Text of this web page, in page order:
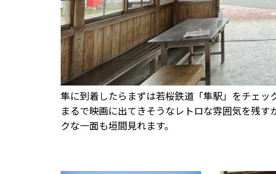
隼に到着したらまずは若桜鉄道「隼駅」をチェッ
まるで映画に出てきそうなレトロな雰囲気を残
クな一面も垣間見れます。